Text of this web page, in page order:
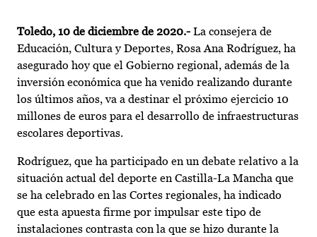
Toledo, 10 de diciembre de 2020.- La consejera de
Educación, Cultura y Deportes, Rosa Ana Rodríguez, ha
asegurado hoy que el Gobierno regional, además de la
inversión económica que ha venido realizando durante
los últimos años, va a destinar el próximo ejercicio 10
millones de euros para el desarrollo de infraestructuras
escolares deportivas.
Rodríguez, que ha participado en un debate relativo a la
situación actual del deporte en Castilla-La Mancha que
se ha celebrado en las Cortes regionales, ha indicado
que esta apuesta firme por impulsar este tipo de
instalaciones contrasta con la que se hizo durante la